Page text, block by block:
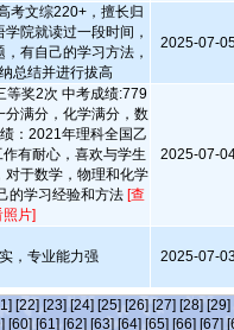
考文综220+，擅长归
院就读过一段时间，
有自己的学习方法，
总结并进行拔高
2025-07-
等奖2次 中考成绩:779
满分，化学满分，数
：2021年理科全国乙
有耐心，喜欢与学生
对于数学，物理和化学
的学习经验和方法 [查
照片]
2025-07-
，专业能力强 2025-07-
[22] [23] [24] [25] [26] [27] [28] [29]
[60] [61] [62] [63] [64] [65] [66] [67]